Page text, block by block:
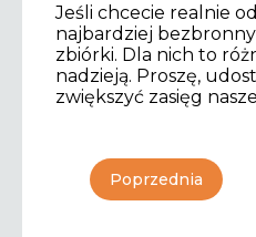
Jeśli chcecie realnie
najbardziej
zbiórki. Dla nich to
nadzieją. Proszę,
zwiększyć zasięg
Poprzednia